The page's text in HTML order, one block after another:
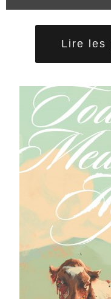
Lire les